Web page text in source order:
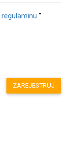
regulaminu "
ZAREJESTRUJ